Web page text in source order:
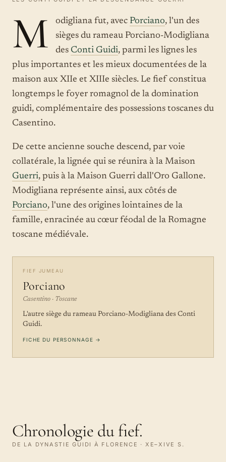
M odigliana fut, avec Porciano, l'un des
sièges du rameau Porciano-Modigliana
des Conti Guidi, parmi les lignes les
plus importantes et les mieux documentées de la
maison aux XIIe et XIIIe siècles. Le fief constitua
longtemps le foyer romagnol de la domination
guidi, complémentaire des possessions toscanes du
Casentino.
De cette ancienne souche descend, par voie
collatérale, la lignée qui se réunira à la Maison
Guerri, puis à la Maison Guerri dall'Oro Gallone.
Modigliana représente ainsi, aux côtés de
Porciano, l'une des origines lointaines de la
famille, enracinée au cœur féodal de la Romagne
toscane médiévale.
FIEF JUMEAU
Porciano
Casentino · Toscane
L'autre siège du rameau Porciano-Modigliana des Conti
Guidi.
FICHE DU PERSONNAGE →
Chronologie du fief.
DE LA DYNASTIE GUIDI À FLORENCE · XE–XIVE S.